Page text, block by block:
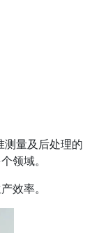
测量及后处理的
领域。
效率。